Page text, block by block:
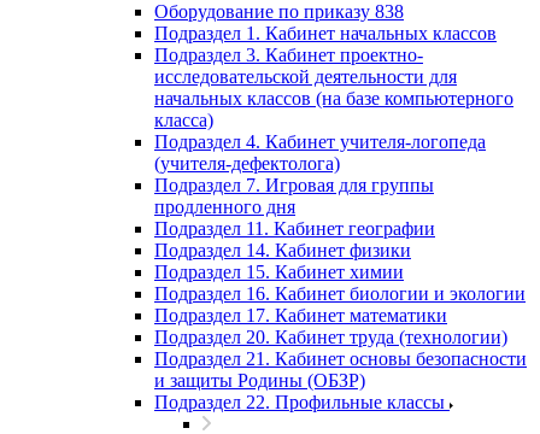
Оборудование по приказу 838
Подраздел 1. Кабинет начальных классов
Подраздел 3. Кабинет проектно-
исследовательской деятельности для
начальных классов (на базе компьютерного
класса)
Подраздел 4. Кабинет учителя-логопеда
(учителя-дефектолога)
Подраздел 7. Игровая для группы
продленного дня
Подраздел 11. Кабинет географии
Подраздел 14. Кабинет физики
Подраздел 15. Кабинет химии
Подраздел 16. Кабинет биологии и экологии
Подраздел 17. Кабинет математики
Подраздел 20. Кабинет труда (технологии)
Подраздел 21. Кабинет основы безопасности
и защиты Родины (ОБЗР)
Подраздел 22. Профильные классы